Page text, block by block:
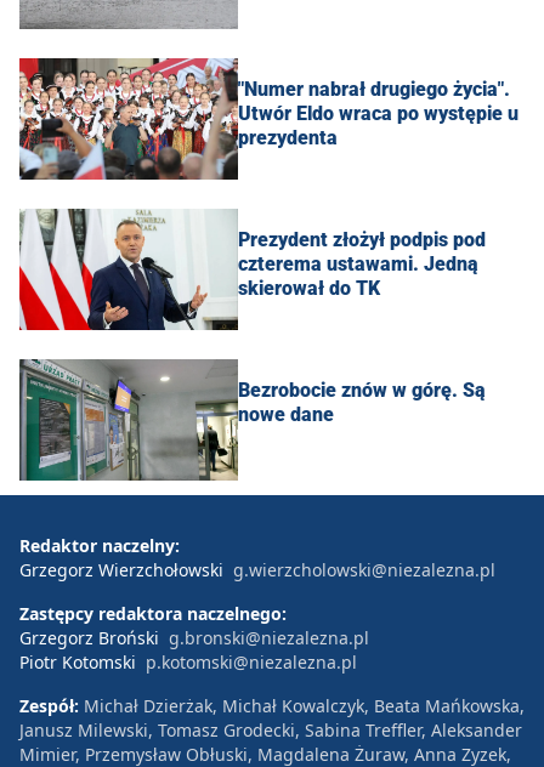
"Numer nabrał drugiego życia".
Utwór Eldo wraca po występie u
prezydenta
Prezydent złożył podpis pod
czterema ustawami. Jedną
skierował do TK
Bezrobocie znów w górę. Są
nowe dane
Redaktor naczelny:
Grzegorz Wierzchołowski g.wierzcholowski@niezalezna.pl
Zastępcy redaktora naczelnego:
Grzegorz Broński g.bronski@niezalezna.pl
Piotr Kotomski p.kotomski@niezalezna.pl
Zespół: Michał Dzierżak, Michał Kowalczyk, Beata Mańkowska,
Janusz Milewski, Tomasz Grodecki, Sabina Treffler, Aleksander
Mimier, Przemysław Obłuski, Magdalena Żuraw, Anna Zyzek,